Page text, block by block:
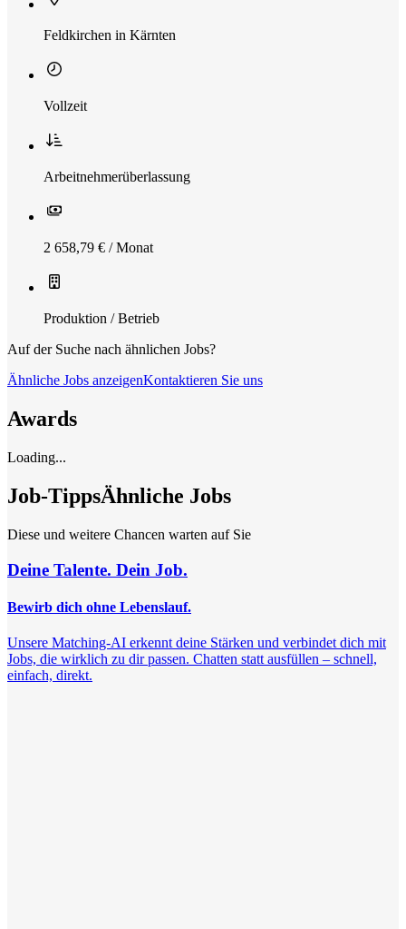
Feldkirchen in Kärnten
Vollzeit
Arbeitnehmerüberlassung
2 658,79 € / Monat
Produktion / Betrieb
Auf der Suche nach ähnlichen Jobs?
Ähnliche Jobs anzeigenKontaktieren Sie uns
Awards
Loading...
Job-TippsÄhnliche Jobs
Diese und weitere Chancen warten auf Sie
Deine Talente. Dein Job.
Bewirb dich ohne Lebenslauf.
Unsere Matching-AI erkennt deine Stärken und verbindet dich mit
Jobs, die wirklich zu dir passen. Chatten statt ausfüllen – schnell,
einfach, direkt.